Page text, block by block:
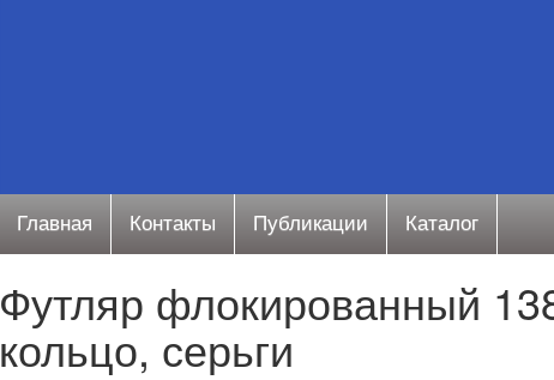
Главная Контакты Публикации Каталог
Футляр флокированный
кольцо, серьги